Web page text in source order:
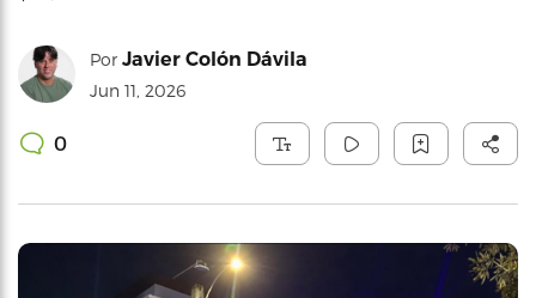
Por Javier Colón Dávila
Jun 11, 2026
0